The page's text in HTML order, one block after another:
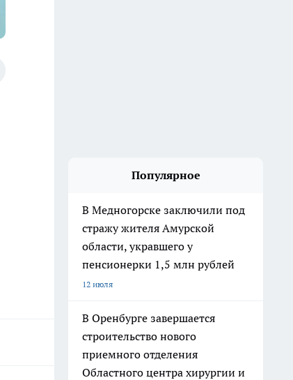
Популярное
В Медногорске заключили под
стражу жителя Амурской
области, укравшего у
пенсионерки 1,5 млн рублей
12 июля
В Оренбурге завершается
строительство нового
приемного отделения
Областного центра хирургии и